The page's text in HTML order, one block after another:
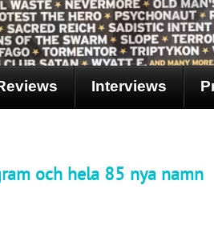
Interviews
och hela 85 nya namn